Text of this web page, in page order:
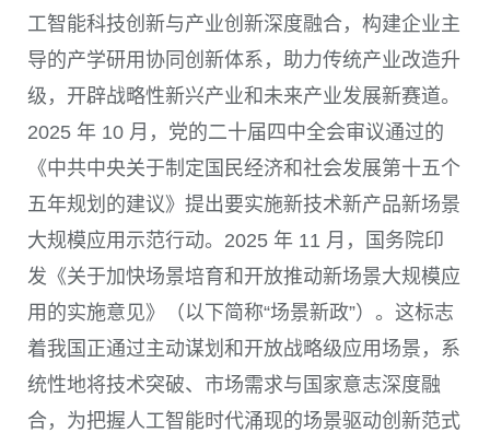
工智能科技创新与产业创新深度融合，构建企业主
导的产学研用协同创新体系，助力传统产业改造升
级，开辟战略性新兴产业和未来产业发展新赛道。
2025 年 10 月，党的二十届四中全会审议通过的
《中共中央关于制定国民经济和社会发展第十五个
五年规划的建议》提出要实施新技术新产品新场景
大规模应用示范行动。2025 年 11 月，国务院印
发《关于加快场景培育和开放推动新场景大规模应
用的实施意见》（以下简称“场景新政”）。这标志
着我国正通过主动谋划和开放战略级应用场景，系
统性地将技术突破、市场需求与国家意志深度融
合，为把握人工智能时代涌现的场景驱动创新范式